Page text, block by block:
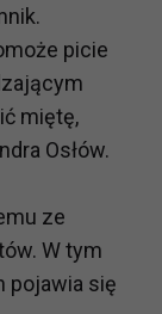
picie
miętę,
Osłów.
ze
W tym
pojawia się